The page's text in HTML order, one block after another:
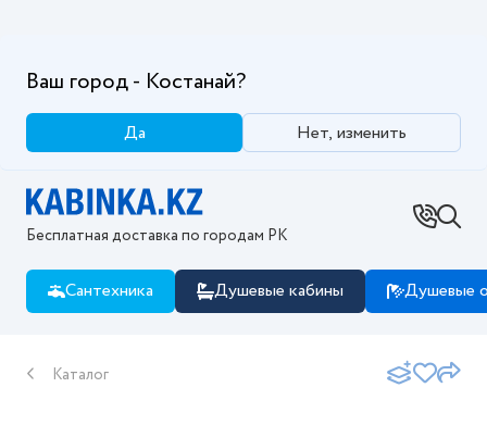
Ваш город - Костанай?
Да Нет, изменить
Бесплатная доставка по городам РК
Сантехника Душевые кабины Душевые
Каталог